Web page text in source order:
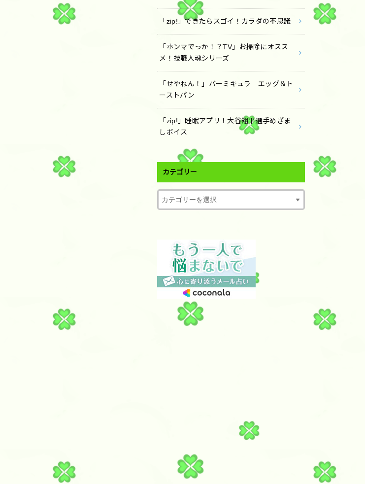
「zip!」できたらスゴイ！カラダの不思議
「ホンマでっか！？TV」お掃除にオスス
メ！技職人魂シリーズ
「せやねん！」バーミキュラ エッグ＆ト
ーストパン
「zip!」睡眠アプリ！大谷翔平選手めざま
しボイス
カテゴリー